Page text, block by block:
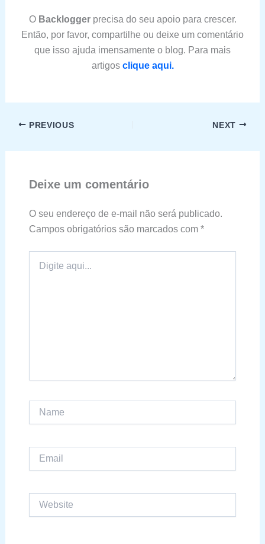
O Backloggerprecisa do seu apoio para crescer.
Então, por favor, compartilhe ou deixe um comentário
que isso ajuda imensamente o blog. Para mais
artigos clique aqui.
PREVIOUS NEXT
Deixe um comentário
O seu endereço de e-mail não será publicado.
Campos obrigatórios são marcados com *
aqui...